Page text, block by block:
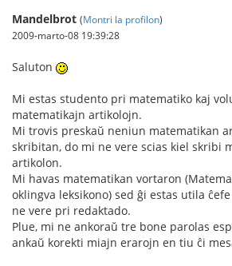
Mandelbrot (Montri la profilon)
2009-marto-08 19:39:28
Saluton
Mi estas studento pri matematiko kaj
matematikajn artikolojn.
Mi trovis preskaŭ neniun matematikan
skribitan, do mi ne vere scias kiel skribi
artikolon.
Mi havas matematikan vortaron
oklingva leksikono) sed ĝi estas utila
ne vere pri redaktado.
Plue, mi ne ankoraŭ tre bone parolas
ankaŭ korekti miajn erarojn en tiu ĉi